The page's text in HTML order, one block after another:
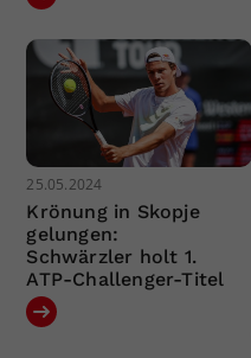
25.05.2024
Krönung in Skopje
gelungen:
Schwärzler holt 1.
ATP-Challenger-Titel